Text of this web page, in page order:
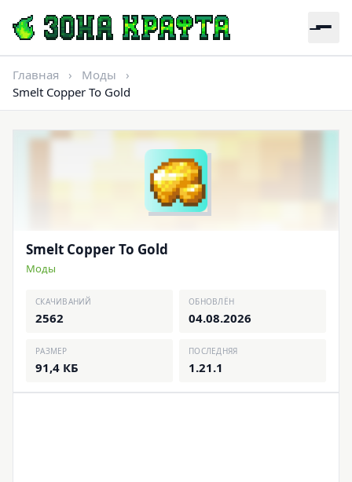
Главная › Моды
›
Smelt Copper To Gold
Smelt Copper To Gold
Моды
СКАЧИВАНИЙ
2562
ОБНОВЛЁН
04.08.2026
РАЗМЕР
91,4 КБ
ПОСЛЕДНЯЯ
1.21.1